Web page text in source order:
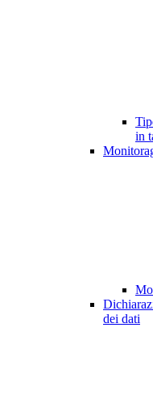
in
dei dati